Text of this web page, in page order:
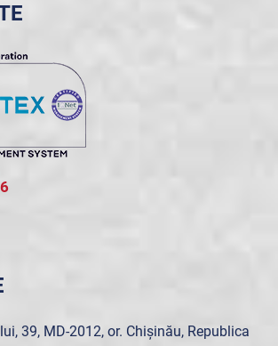
39, MD-2012, or. Chișinău, Republica